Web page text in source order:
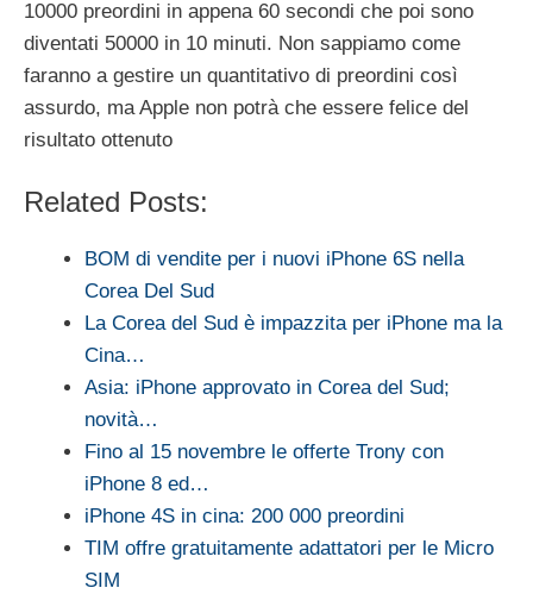
10000 preordini in appena 60 secondi che poi sono
diventati 50000 in 10 minuti. Non sappiamo come
faranno a gestire un quantitativo di preordini così
assurdo, ma Apple non potrà che essere felice del
risultato ottenuto
Related Posts:
BOM di vendite per i nuovi iPhone 6S nella
Corea Del Sud
La Corea del Sud è impazzita per iPhone ma la
Cina…
Asia: iPhone approvato in Corea del Sud;
novità…
Fino al 15 novembre le offerte Trony con
iPhone 8 ed…
iPhone 4S in cina: 200 000 preordini
TIM offre gratuitamente adattatori per le Micro
SIM